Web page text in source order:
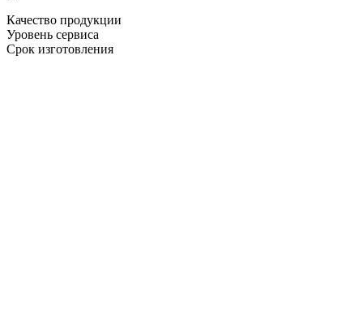
Качество продукции
Уровень сервиса
Срок изготовления